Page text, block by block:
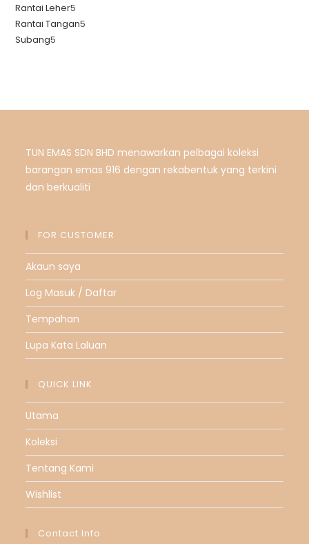
Rantai Leher5
Rantai Tangan5
Subang5
TUN EMAS SDN BHD menawarkan pelbagai koleksi
barangan emas 916 dengan rekabentuk yang terkini
dan berkualiti
FOR CUSTOMER
Akaun saya
Log Masuk / Daftar
Tempahan
Lupa Kata Laluan
QUICK LINK
Utama
Koleksi
Tentang Kami
Wishlist
Contact Info